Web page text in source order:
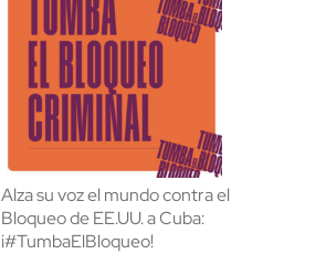
Alza su voz el mundo contra el
Bloqueo de EE.UU. a Cuba:
¡#TumbaElBloqueo!